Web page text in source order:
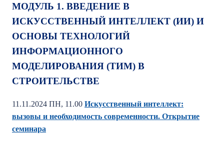
МОДУЛЬ 1. ВВЕДЕНИЕ В
ИСКУССТВЕННЫЙ ИНТЕЛЛЕКТ (ИИ) И
ОСНОВЫ ТЕХНОЛОГИЙ
ИНФОРМАЦИОННОГО
МОДЕЛИРОВАНИЯ (ТИМ) В
СТРОИТЕЛЬСТВЕ
11.11.2024 ПН, 11.00 Искусственный интеллект:
вызовы и необходимость современности. Открытие
семинара